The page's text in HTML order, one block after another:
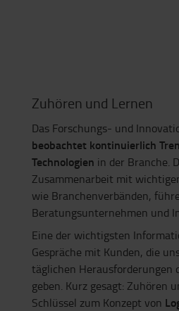
Zuhören und Lernen
Das Forschungs- und
beobachtet kontinuierlich
Technologien in der Branche.
Zusammenarbeit mit
wie Branchenverbänden,
Beratungsunternehmen und
Eine der wichtigsten
Gespräche mit Kunden, die
täglichen Herausforderungen
geben. Kurz gesagt: Zuhören
Schlüssel zum Konzept von